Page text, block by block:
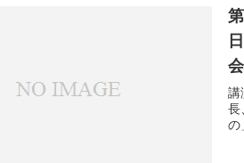
講
長
の